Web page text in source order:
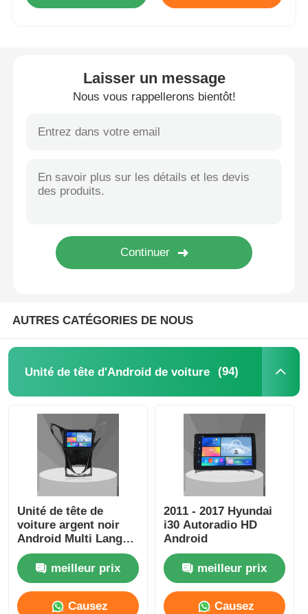
Unité principale Mercedes Android
Unité principale Mazda Android
Laisser un message
Nous vous rappellerons bientôt!
AUTRES CATÉGORIES DE NOUS
Unité de tête d'Android de voiture (94)
Unité de tête de
voiture argent noir
Android Multi Langue
Unité de tête de 9
pouces Pour
HYUNDAI AZERA
2011-2012
meilleur prix
Causez
2011 - 2017 Hyundai
i30 Autoradio HD
Android
meilleur prix
Causez